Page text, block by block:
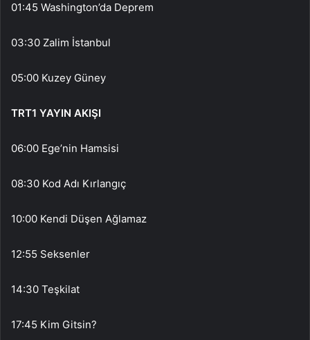
01:45 Washington’da Deprem
03:30 Zalim İstanbul
05:00 Kuzey Güney
TRT1 YAYIN AKIŞI
06:00 Ege’nin Hamsisi
08:30 Kod Adı Kırlangıç
10:00 Kendi Düşen Ağlamaz
12:55 Seksenler
14:30 Teşkilat
17:45 Kim Gitsin?